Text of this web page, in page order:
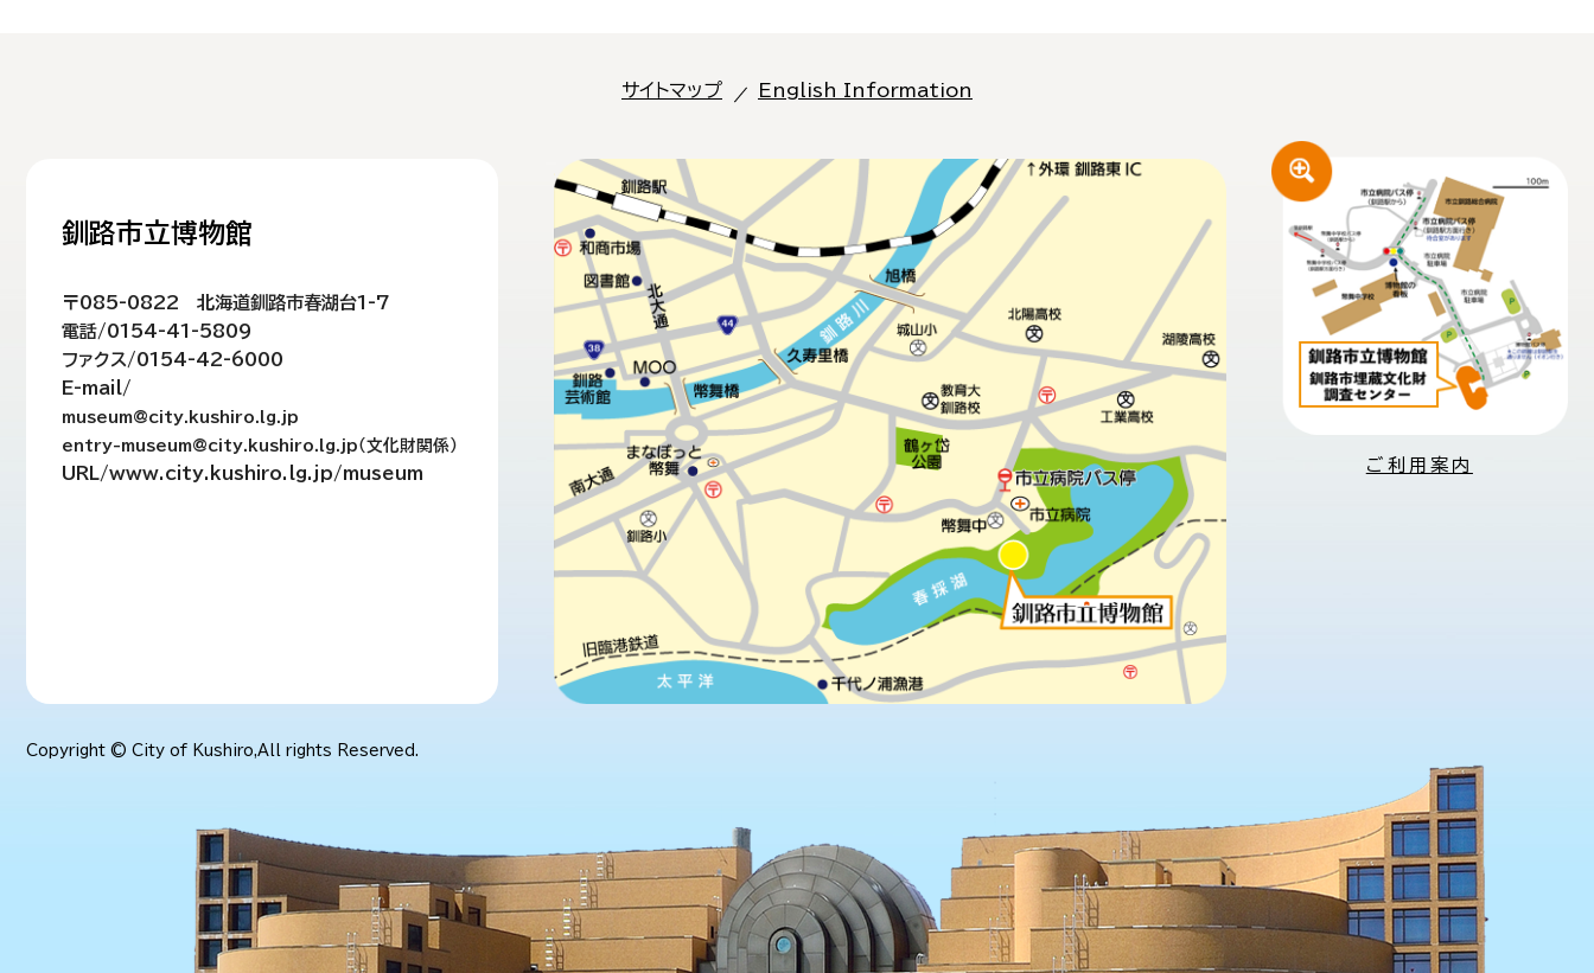
サイトマップ English Information
釧路市立博物館
〒085-0822 北海道釧路市春湖台1-7
電話/0154-41-5809
ファクス/0154-42-6000
E-mail/
museum@city.kushiro.lg.jp
entry-museum@city.kushiro.lg.jp（文化財関係）
URL/www.city.kushiro.lg.jp/museum ご利用案内
Copyright © City of Kushiro,All rights Reserved.